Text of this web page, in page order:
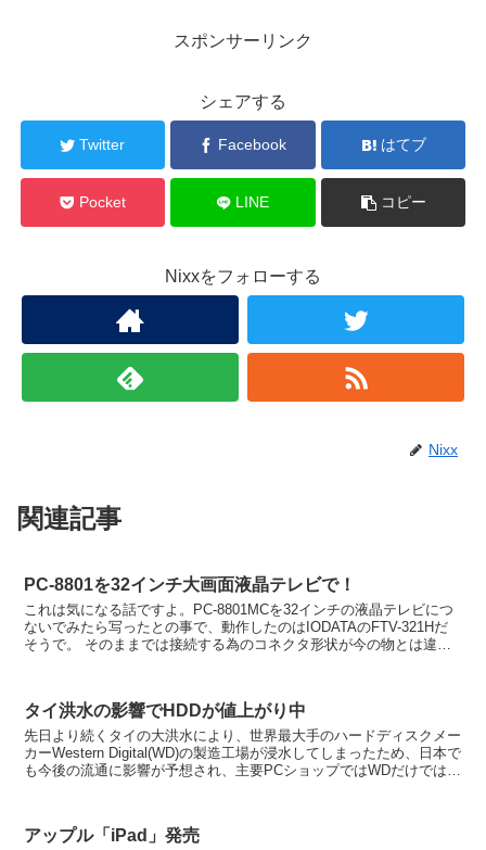
スポンサーリンク
シェアする
Twitter Facebook はてブ
Pocket LINE コピー
Nixxをフォローする
Nixx
関連記事
PC-8801を32インチ大画面液晶テレビで！
これは気になる話ですよ。PC-8801MCを32インチの液晶テレビにつ
ないでみたら写ったとの事で、動作したのはIODATAのFTV-321Hだ
そうで。 そのままでは接続する為のコネクタ形状が今の物とは違う
タイ洪水の影響でHDDが値上がり中
先日より続くタイの大洪水により、世界最大手のハードディスクメー
カーWestern Digital(WD)の製造工場が浸水してしまったため、日本で
も今後の流通に影響が予想され、主要PCショップではWDだけではな
アップル「iPad」発売